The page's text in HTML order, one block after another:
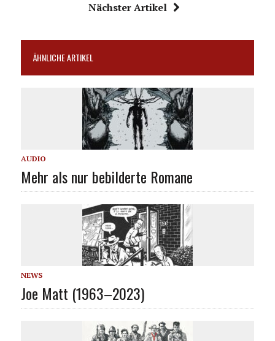
Nächster Artikel
ÄHNLICHE ARTIKEL
AUDIO
Mehr als nur bebilderte Romane
NEWS
Joe Matt (1963–2023)